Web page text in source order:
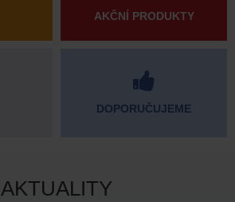
AKČNÍ PRODUKTY
DOPORUČUJEME
AKTUALITY